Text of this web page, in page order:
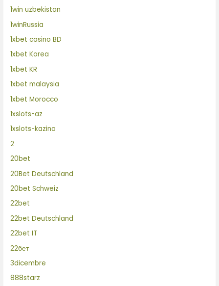
1win uzbekistan
1winRussia
1xbet casino BD
1xbet Korea
1xbet KR
1xbet malaysia
1xbet Morocco
1xslots-az
1xslots-kazino
2
20bet
20Bet Deutschland
20bet Schweiz
22bet
22bet Deutschland
22bet IT
22бет
3dicembre
888starz